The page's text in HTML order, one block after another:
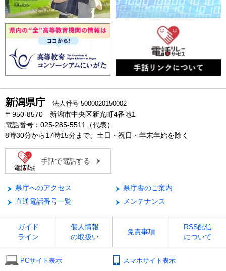
新潟県庁 法人番号 5000020150002
〒950-8570 新潟市中央区新光町4番地1
電話番号：025-285-5511（代表）
8時30分から17時15分まで、土日・祝日・年末年始を除く
手話で電話する
県庁へのアクセス
県庁舎のご案内
直通電話番号一覧
メンテナンス
ガイド
ライン
個人情報
の取扱い
免責事項
RSS配信
について
PCサイト表示 スマホサイト表示